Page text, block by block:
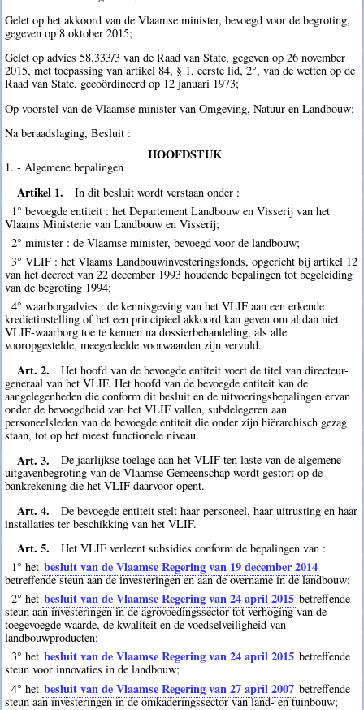
Gelet op het akkoord van de Vlaamse minister, bevoegd voor de begroting,
gegeven op 8 oktober 2015;
Gelet op advies 58.333/3 van de Raad van State, gegeven op 26 november
2015, met toepassing van artikel 84, § 1, eerste lid, 2°, van de wetten op de
Raad van State, gecoördineerd op 12 januari 1973;
Op voorstel van de Vlaamse minister van Omgeving, Natuur en Landbouw;
Na beraadslaging, Besluit :
HOOFDSTUK
1. - Algemene bepalingen
Artikel 1.
In dit besluit wordt verstaan onder :
1° bevoegde entiteit : het Departement Landbouw en Visserij van het
Vlaams Ministerie van Landbouw en Visserij;
2° minister : de Vlaamse minister, bevoegd voor de landbouw;
3° VLIF : het Vlaams Landbouwinvesteringsfonds, opgericht bij artikel 12
van het decreet van 22 december 1993 houdende bepalingen tot begeleiding
van de begroting 1994;
4° waarborgadvies : de kennisgeving van het VLIF aan een erkende
kredietinstelling of het een principieel akkoord kan geven om al dan niet
VLIF-waarborg toe te kennen na dossierbehandeling, als alle
vooropgestelde, meegedeelde voorwaarden zijn vervuld.
Art. 2.
Het hoofd van de bevoegde entiteit voert de titel van directeur-
generaal van het VLIF. Het hoofd van de bevoegde entiteit kan de
aangelegenheden die conform dit besluit en de uitvoeringsbepalingen ervan
onder de bevoegdheid van het VLIF vallen, subdelegeren aan
personeelsleden van de bevoegde entiteit die onder zijn hiërarchisch gezag
staan, tot op het meest functionele niveau.
Art. 3.
De jaarlijkse toelage aan het VLIF ten laste van de algemene
uitgavenbegroting van de Vlaamse Gemeenschap wordt gestort op de
bankrekening die het VLIF daarvoor opent.
Art. 4.
De bevoegde entiteit stelt haar personeel, haar uitrusting en haar
installaties ter beschikking van het VLIF.
Art. 5.
Het VLIF verleent subsidies conform de bepalingen van :
1° het besluit van de Vlaamse Regering van 19 december 2014
betreffende steun aan de investeringen en aan de overname in de landbouw;
2° het besluit van de Vlaamse Regering van 24 april 2015 betreffende
steun aan investeringen in de agrovoedingssector tot verhoging van de
toegevoegde waarde, de kwaliteit en de voedselveiligheid van
landbouwproducten;
3° het besluit van de Vlaamse Regering van 24 april 2015 betreffende
steun voor innovaties in de landbouw;
4° het besluit van de Vlaamse Regering van 27 april 2007 betreffende
steun aan investeringen in de omkaderingssector van land- en tuinbouw;